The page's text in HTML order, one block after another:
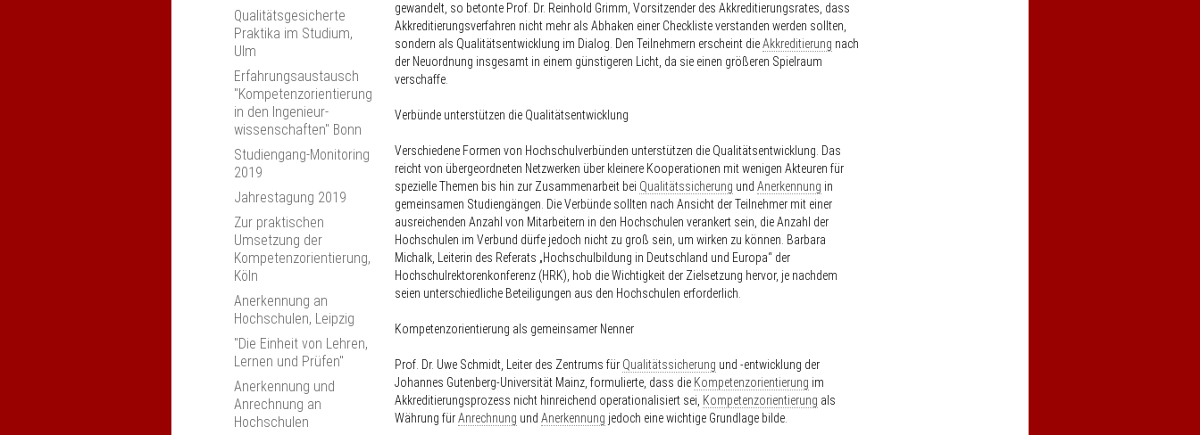
Qualitätsgesicherte
Praktika im Studium,
Ulm
Erfahrungsaustausch
"Kompetenzorientierung
in den Ingenieur­
wissenschaften" Bonn
Studiengang-Monitoring
2019
Jahrestagung 2019
Zur praktischen
Umsetzung der
Kompetenzorientierung,
Köln
Anerkennung an
Hochschulen, Leipzig
"Die Einheit von Lehren,
Lernen und Prüfen"
Anerkennung und
Anrechnung an
Hochschulen
gewandelt, so betonte Prof. Dr. Reinhold Grimm, Vorsitzender des Akkreditierungsrates, dass
Akkreditierungsverfahren nicht mehr als Abhaken einer Checkliste verstanden werden sollten,
sondern als Qualitätsentwicklung im Dialog. Den Teilnehmern erscheint dieAkkreditierung nach
der Neuordnung insgesamt in einem günstigeren Licht, da sie einen größeren Spielraum
verschaffe.
Verbünde unterstützen die Qualitätsentwicklung
Verschiedene Formen von Hochschulverbünden unterstützen die Qualitätsentwicklung. Das
reicht von übergeordneten Netzwerken über kleinere Kooperationen mit wenigen Akteuren für
spezielle Themen bis hin zur Zusammenarbeit bei Qualitätssicherung und Anerkennung in
gemeinsamen Studiengängen. Die Verbünde sollten nach Ansicht der Teilnehmer mit einer
ausreichenden Anzahl von Mitarbeitern in den Hochschulen verankert sein, die Anzahl der
Hochschulen im Verbund dürfe jedoch nicht zu groß sein, um wirken zu können. Barbara
Michalk, Leiterin des Referats „Hochschulbildung in Deutschland und Europa“ der
Hochschulrektorenkonferenz (HRK), hob die Wichtigkeit der Zielsetzung hervor, je nachdem
seien unterschiedliche Beteiligungen aus den Hochschulen erforderlich.
Kompetenzorientierung als gemeinsamer Nenner
Prof. Dr. Uwe Schmidt, Leiter des Zentrums für Qualitätssicherung und -entwicklung der
Johannes Gutenberg-Universität Mainz, formulierte, dass die Kompetenzorientierung im
Akkreditierungsprozess nicht hinreichend operationalisiert sei, Kompetenzorientierung als
Währung fürAnrechnung und Anerkennung jedoch eine wichtige Grundlage bilde.